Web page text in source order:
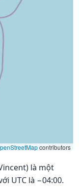
contributors
là một
UTC là −04:00.